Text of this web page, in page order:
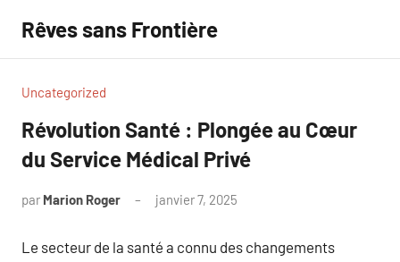
contenu
Rêves sans Frontière
Uncategorized
Révolution Santé : Plongée au Cœur
du Service Médical Privé
par Marion Roger janvier 7, 2025
Le secteur de la santé a connu des changements